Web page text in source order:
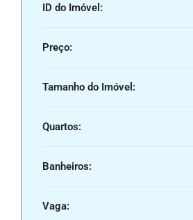
ID do Imóvel:
Preço:
Tamanho do Imóvel:
Quartos:
Banheiros:
Vaga: